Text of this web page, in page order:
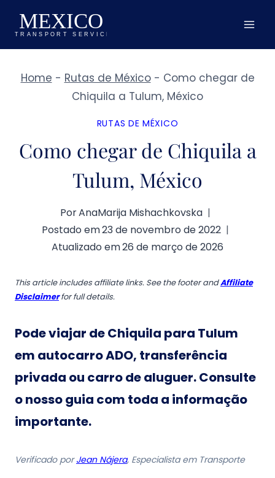
Pular
para
o
Conteúdo
Home - Rutas de México- Como chegar de
Chiquila a Tulum, México
RUTAS DE MÉXICO
Como chegar de Chiquila a
Tulum, México
PorAnaMarija Mishachkovska
Postado em23 de novembro de 2022
Atualizado em26 de março de 2026
This article includes affiliate links. See the footer andAffiliate
Disclaimerfor full details.
Pode viajar de Chiquila para Tulum
em autocarro ADO, transferência
privada ou carro de aluguer. Consulte
o nosso guia com toda a informação
importante.
Verificado porJean Nájera, Especialista em Transporte